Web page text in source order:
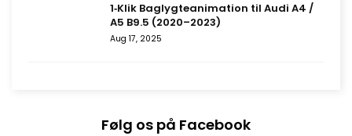
1‑Klik Baglygteanimation til Audi A4 /
A5 B9.5 (2020–2023)
Aug 17, 2025
Følg os på Facebook